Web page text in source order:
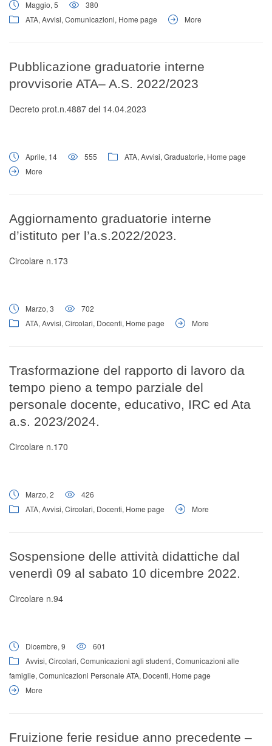
Maggio, 5
380
ATA, Avvisi, Comunicazioni, Home page More
Pubblicazione graduatorie interne
provvisorie ATA– A.S. 2022/2023
Decreto prot.n.4887 del 14.04.2023
Aprile, 14 555 ATA, Avvisi, Graduatorie, Home page
More
Aggiornamento graduatorie interne
d’istituto per l’a.s.2022/2023.
Circolare n.173
Marzo, 3
702
ATA, Avvisi, Circolari, Docenti, Home page More
Trasformazione del rapporto di lavoro da
tempo pieno a tempo parziale del
personale docente, educativo, IRC ed Ata
a.s. 2023/2024.
Circolare n.170
Marzo, 2
426
ATA, Avvisi, Circolari, Docenti, Home page More
Sospensione delle attività didattiche dal
venerdì 09 al sabato 10 dicembre 2022.
Circolare n.94
Dicembre, 9
601
Avvisi, Circolari, Comunicazioni agli studenti, Comunicazioni alle
famiglie, Comunicazioni Personale ATA, Docenti, Home page
More
Fruizione ferie residue anno precedente –